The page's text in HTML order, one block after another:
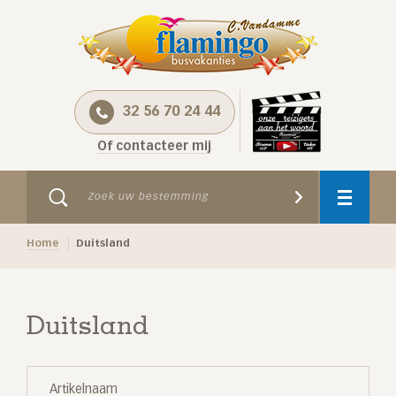
32 56 70 24 44
Of contacteer mij
Home Duitsland
Duitsland
Artikelnaam